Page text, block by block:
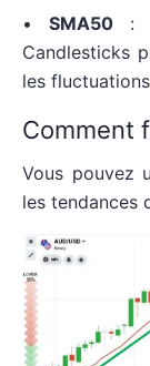
•SMA50 :
Candlesticks
les
Comment
Vous pouvez
les tendances